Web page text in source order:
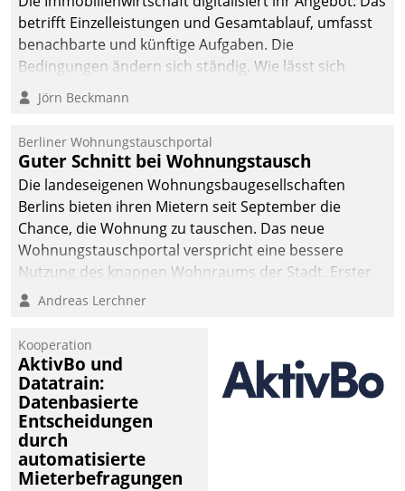
betrifft Einzelleistungen und Gesamtablauf, umfasst
benachbarte und künftige Aufgaben. Die
Bedingungen ändern sich ständig. Wie lässt sich
technisch die Kontrolle wahren und zugleich Freiraum
fürs Wachsen öffnen?
Jörn Beckmann
Berliner Wohnungstauschportal
Guter Schnitt bei Wohnungstausch
Die landeseigenen Wohnungsbaugesellschaften
Berlins bieten ihren Mietern seit September die
Chance, die Wohnung zu tauschen. Das neue
Wohnungstauschportal verspricht eine bessere
Nutzung des knappen Wohnraums der Stadt. Erster
Anwendungsfall für Datatrains Lösung API-Hub mit
Unternehmen.
Andreas Lerchner
Kooperation
AktivBo und
Datatrain:
Datenbasierte
Entscheidungen
durch
automatisierte
Mieterbefragungen